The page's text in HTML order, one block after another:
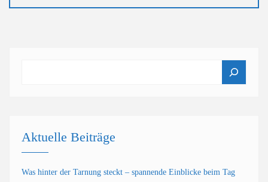
Aktuelle Beiträge
Was hinter der Tarnung steckt – spannende Einblicke beim Tag